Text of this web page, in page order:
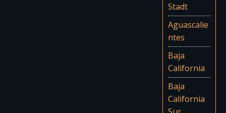
Stadt
Aguascalie
ntes
Baja
California
Baja
California